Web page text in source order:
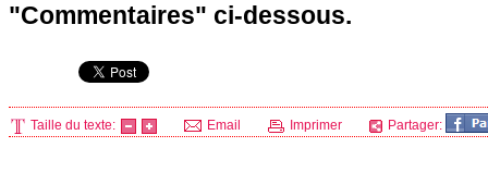
"Commentaires" ci-dessous.
Taille du texte: Email Imprimer Partager: